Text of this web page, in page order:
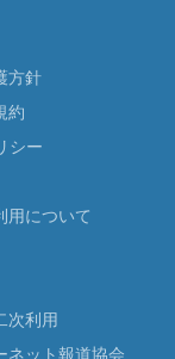
方針
約
シー
用について
次利用
ネット報道協会